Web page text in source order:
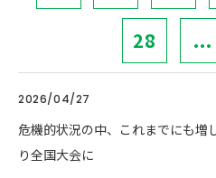
28 ...
2026/04/27
危機的状況の中、これまでにも増
り全国大会に